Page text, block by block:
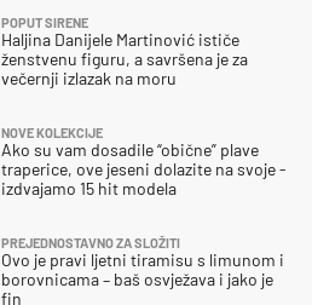
POPUT SIRENE
Haljina Danijele Martinović ističe
ženstvenu figuru, a savršena je za
večernji izlazak na moru
NOVE KOLEKCIJE
Ako su vam dosadile “obične” plave
traperice, ove jeseni dolazite na svoje -
izdvajamo 15 hit modela
PREJEDNOSTAVNO ZA SLOŽITI
Ovo je pravi ljetni tiramisu s limunom i
borovnicama – baš osvježava i jako je
fin